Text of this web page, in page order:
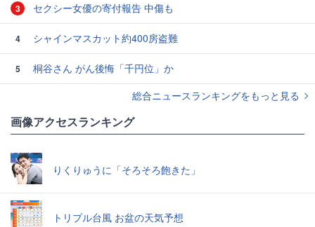
3 セクシー女優の寄付報告 中傷も
4 シャインマスカット約400房盗難
5
桐谷さん がん後悔「千円位」か
総合ニュースランキングをもっと見る
画像アクセスランキング
りくりゅうに「そろそろ飽きた」
トリプル台風 お盆の天気予想